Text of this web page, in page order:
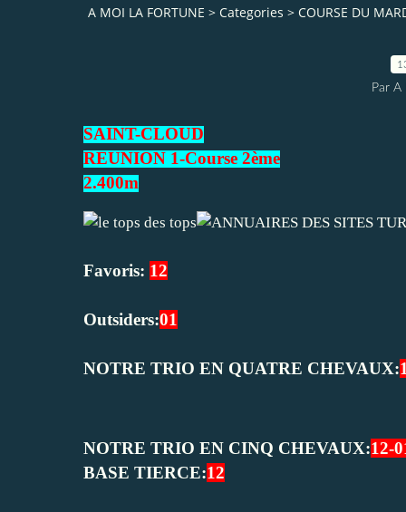
A MOI LA FORTUNE > Categories > COURSE DU
Par
SAINT-CLOUD
REUNION 1-Course 2ème
2.400m
Favoris: 12
Outsiders:01
NOTRE TRIO EN QUATRE CHEVAUX:
NOTRE TRIO EN CINQ CHEVAUX:12-
BASE TIERCE:12